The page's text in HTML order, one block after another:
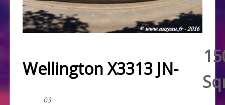
Wellington X3313 JN-
03